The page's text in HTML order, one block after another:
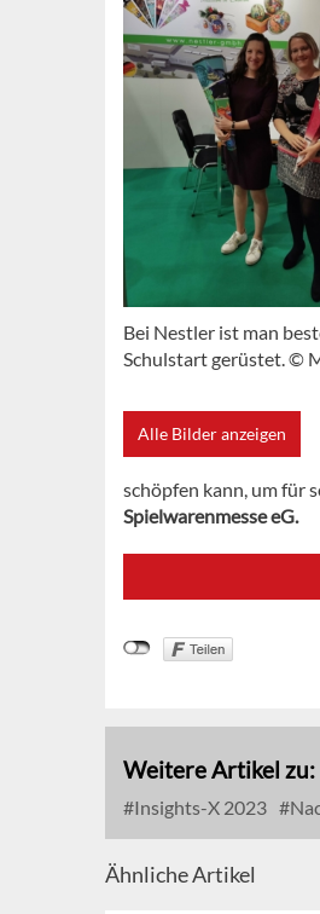
Bei Nestler ist man
Schulstart gerüstet. ©
Alle Bilder anzeigen
schöpfen kann, um für
Spielwarenmesse eG.
Weitere Artikel zu:
Insights-X 2023
Ähnliche Artikel